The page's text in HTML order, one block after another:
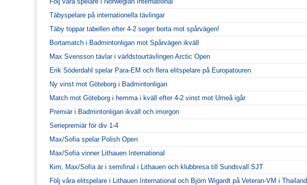
Täbyspelare på internationella tävlingar
Täby toppar tabellen efter 4-2 seger borta mot spårvägen!
Bortamatch i Badmintonligan mot Spårvägen ikväll
Max Svensson tävlar i världstourtävlingen Arctic Open
Erik Söderdahl spelar Para-EM och flera elitspelare på Europatouren
Ny vinst mot Göteborg i Badmintonligan
Match mot Göteborg i hemma i kväll efter 4-2 vinst mot Umeå igår
Premiär i Badmintonligan ikväll och imorgon
Seriepremiär för div 1-4
Max/Sofia spelar Polish Open
Max/Sofia vinner Lithauen International
Kim, Max/Sofia är i semifinal i Lithauen och klubbresa till Sundsvall SJT
Följ våra elitspelare i Lithauen International och Björn Wigardt på Veteran-VM i Thailand